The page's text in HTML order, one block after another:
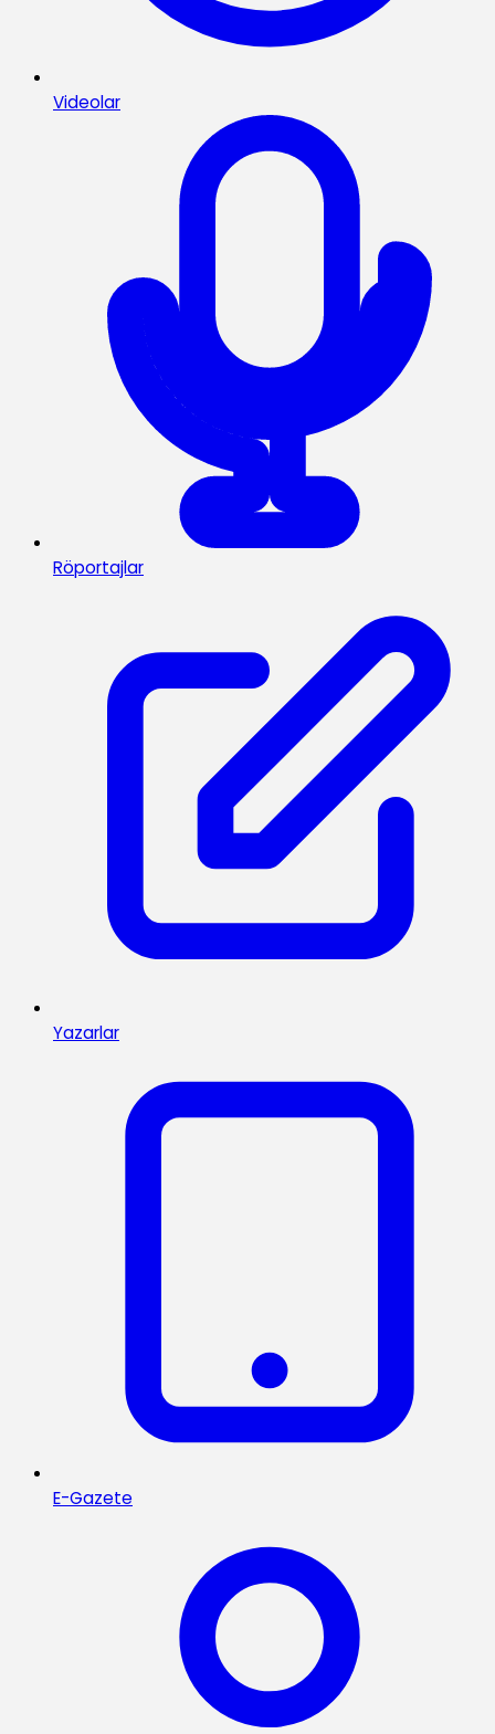
Videolar
Röportajlar
Yazarlar
E-Gazete